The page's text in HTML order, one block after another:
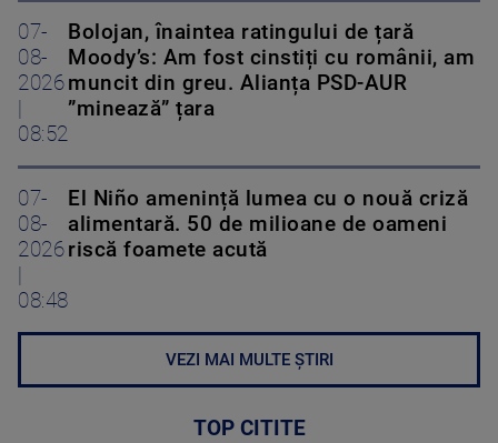
07-
08-
2026
08:52
Bolojan, înaintea ratingului de țară
Moody’s: Am fost cinstiți cu românii, am
muncit din greu. Alianța PSD-AUR
”minează” țara
07-
08-
2026
08:48
El Niño amenință lumea cu o nouă criză
alimentară. 50 de milioane de oameni
riscă foamete acută
VEZI MAI MULTE ȘTIRI
TOP CITITE